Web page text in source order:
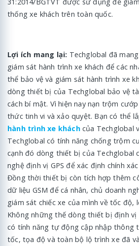
thống xe khách trên toàn quốc.
Lợi ích mang lại: Techglobal đã
giám sát hành trình xe khách để các
thể bảo vệ và giám sát hành trình xe
dòng thiết bị của Techglobal bảo vệ
cách bí mật. Vì hiện nay nạn trộm
thức tinh vi và xảo quyệt. Bạn có thể
hành trình xe kháchcủa Techglobal
Techglobal có tính năng chống trộm
cạnh đó dòng thiết bị của Techglobal
nghệ định vị GPS để xác định chính
Đồng thời thiết bị còn tích hợp thêm
dữ liệu GSM để cá nhân, chủ doanh
giám sát chiếc xe của mình về tốc độ,
Không những thế dòng thiết bị định vị
có tính năng tự động cập nhập thông
tốc, tọa độ và toàn bộ lộ trình xe đã